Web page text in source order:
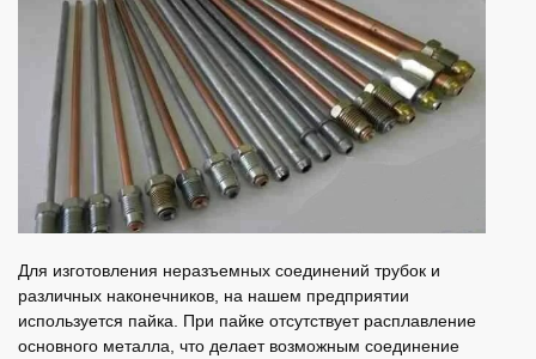
Для изготовления неразъемных соединений трубок и
различных наконечников, на нашем предприятии
используется пайка. При пайке отсутствует расплавление
основного металла, что делает возможным соединение